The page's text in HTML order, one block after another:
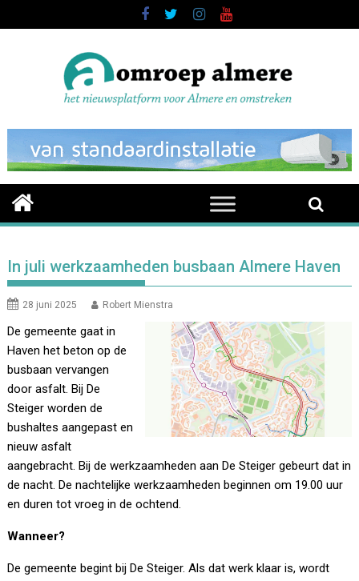
to
In juli werkzaamheden busbaan Almere Haven
28 juni 2025 Robert Mienstra
De gemeente gaat in
Haven het beton op de
busbaan vervangen
door asfalt. Bij De
Steiger worden de
bushaltes aangepast en
nieuw asfalt
aangebracht. Bij de werkzaamheden aan De Steiger gebeurt dat in
de nacht. De nachtelijke werkzaamheden beginnen om 19.00 uur
en duren tot vroeg in de ochtend.
Wanneer?
De gemeente begint bij De Steiger. Als dat werk klaar is, wordt